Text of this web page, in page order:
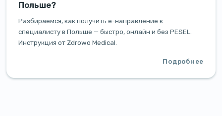
Польше?
Разбираемся, как получить e-направление к
специалисту в Польше — быстро, онлайн и без PESEL.
Инструкция от Zdrowo Medical.
Подробнее